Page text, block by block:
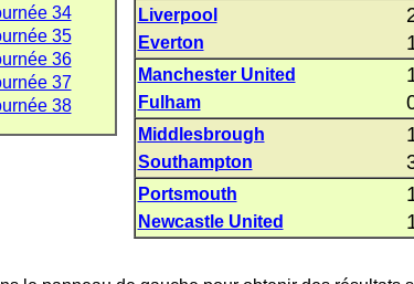
34
35
36
37
38
Liverpool
Everton
Manchester United
Fulham
Middlesbrough
Southampton
Portsmouth
Newcastle United